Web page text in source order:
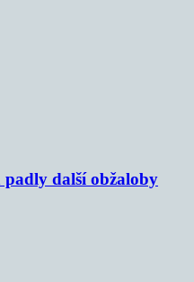
další obžaloby